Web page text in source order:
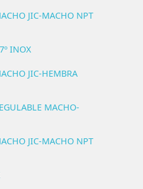
JIC-MACHO NPT
INOX
JIC-HEMBRA
MACHO-
JIC-MACHO NPT